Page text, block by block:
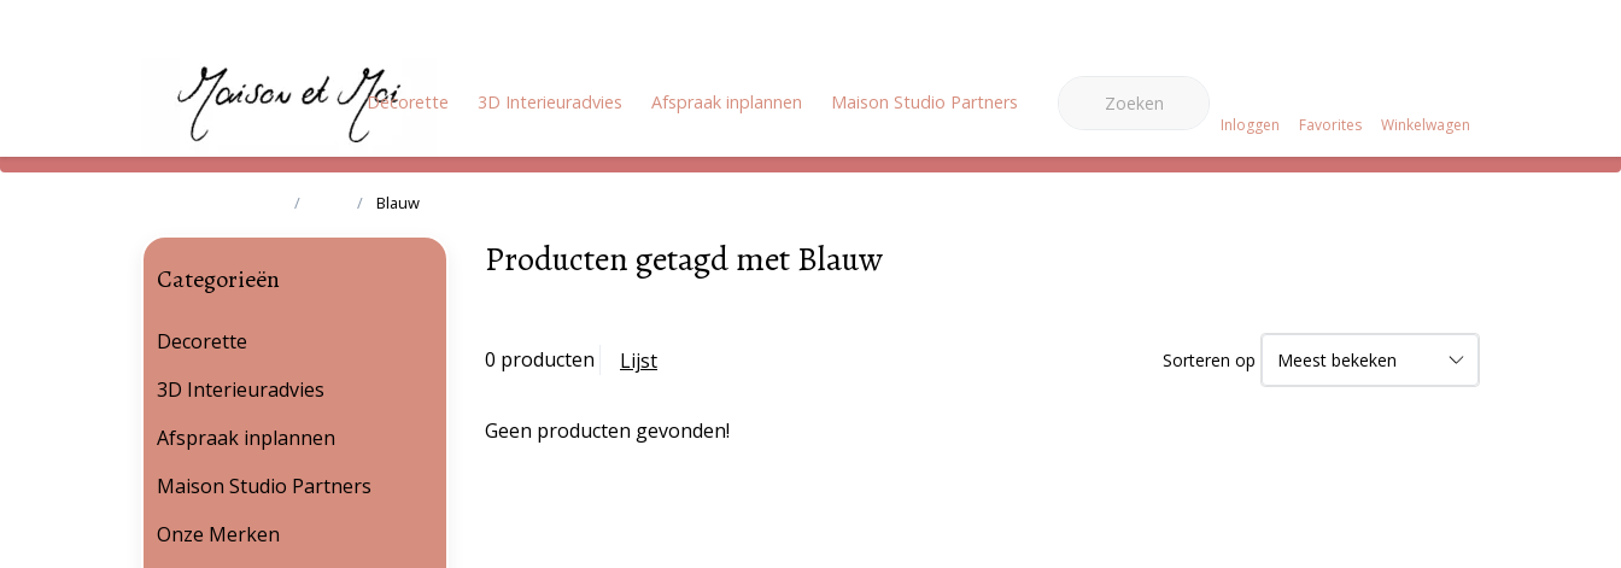
Decorette 3D Interieuradvies Afspraak inplannen Maison Studio Partners Onze Merken
Inloggen Favorites Winkelwagen
Blauw
Producten getagd met Blauw
0 producten Lijst Sorteren op
Geen producten gevonden!
Categorieën
Decorette
3D Interieuradvies
Afspraak inplannen
Maison Studio Partners
Onze Merken